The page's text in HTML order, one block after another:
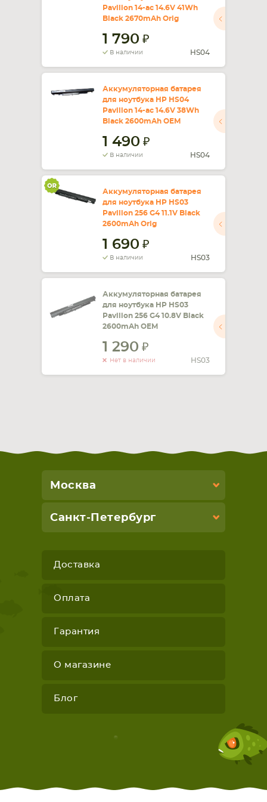
КОМПЛЕКТУЮЩИЕ
Pavilion 14-ac 14.6V 41Wh
Black 2670mAh Orig
1 790
В наличии HS04
Аккумуляторная батарея
для ноутбука HP HS04
Pavilion 14-ac 14.6V 38Wh
Black 2600mAh OEM
1 490
В наличии HS04
Аккумуляторная батарея
для ноутбука HP HS03
Pavilion 256 G4 11.1V Black
2600mAh Orig
1 690
В наличии HS03
Аккумуляторная батарея
для ноутбука HP HS03
Pavilion 256 G4 10.8V Black
2600mAh OEM
1 290
Нет в наличии HS03
Москва
Санкт-Петербург
Доставка
Оплата
Гарантия
О магазине
Блог